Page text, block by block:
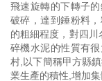
飛速旋轉的下轉子
破碎，達到錘粉料
的粗細程度，對四
碎機水泥的性質有
村,以下簡稱甲方縣
業生產的積性,增加